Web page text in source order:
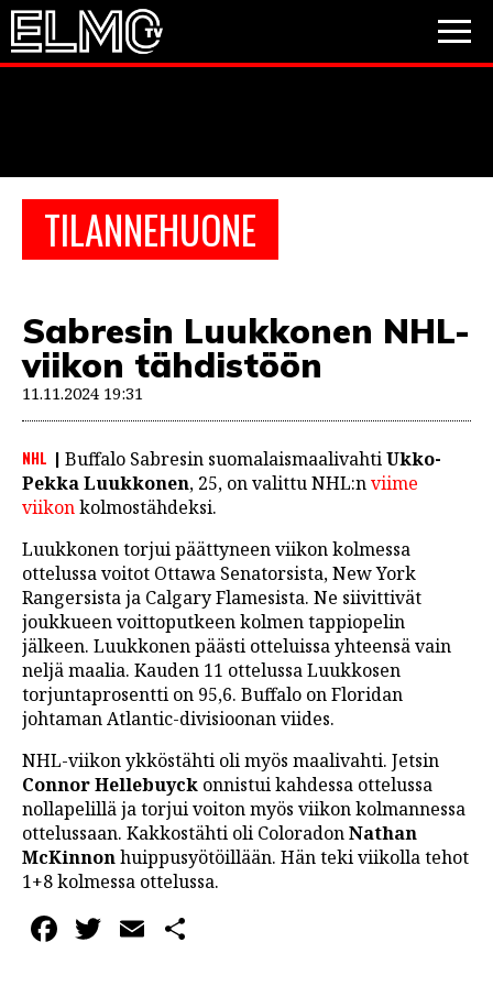
TILANNEHUONE
Sabresin Luukkonen NHL-
viikon tähdistöön
11.11.2024 19:31
NHL Buffalo Sabresin suomalaismaalivahtiUkko-
Pekka Luukkonen, 25, on valittu NHL:nviime
viikonkolmostähdeksi.
Luukkonen torjui päättyneen viikon kolmessa
ottelussa voitot Ottawa Senatorsista, New York
Rangersista ja Calgary Flamesista. Ne siivittivät
joukkueen voittoputkeen kolmen tappiopelin
jälkeen. Luukkonen päästi otteluissa yhteensä vain
neljä maalia. Kauden 11 ottelussa Luukkosen
torjuntaprosentti on 95,6. Buffalo on Floridan
johtaman Atlantic-divisioonan viides.
NHL-viikon ykköstähti oli myös maalivahti. Jetsin
Connor Hellebuyck onnistui kahdessa ottelussa
nollapelillä ja torjui voiton myös viikon kolmannessa
ottelussaan. Kakkostähti oli ColoradonNathan
McKinnonhuippusyötöillään. Hän teki viikolla tehot
1+8 kolmessa ottelussa.
Facebook
Twitter
Email
PESÄPALLO
VIDEOT
JALKAPALLO
EM2021
Huuhkajat
Veikkausliiga
JÄÄKIEKKO
PESÄPALLO
F1
LINTU VAI KALA
46 DENTON ROAD
VIDEOT
PODCASTIT
KOLUMNIT